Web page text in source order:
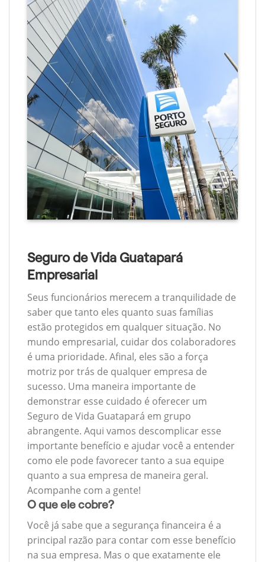
Seguro de Vida Guatapará
Empresarial
Seus funcionários merecem a tranquilidade de
saber que tanto eles quanto suas famílias
estão protegidos em qualquer situação. No
mundo empresarial, cuidar dos colaboradores
é uma prioridade. Afinal, eles são a força
motriz por trás de qualquer empresa de
sucesso. Uma maneira importante de
demonstrar esse cuidado é oferecer um
Seguro de Vida Guatapará em grupo
abrangente. Aqui vamos descomplicar esse
importante benefício e ajudar você a entender
como ele pode favorecer tanto a sua equipe
quanto a sua empresa de maneira geral.
Acompanhe com a gente!
O que ele cobre?
Você já sabe que a segurança financeira é a
principal razão para contar com esse benefício
na sua empresa. Mas o que exatamente ele